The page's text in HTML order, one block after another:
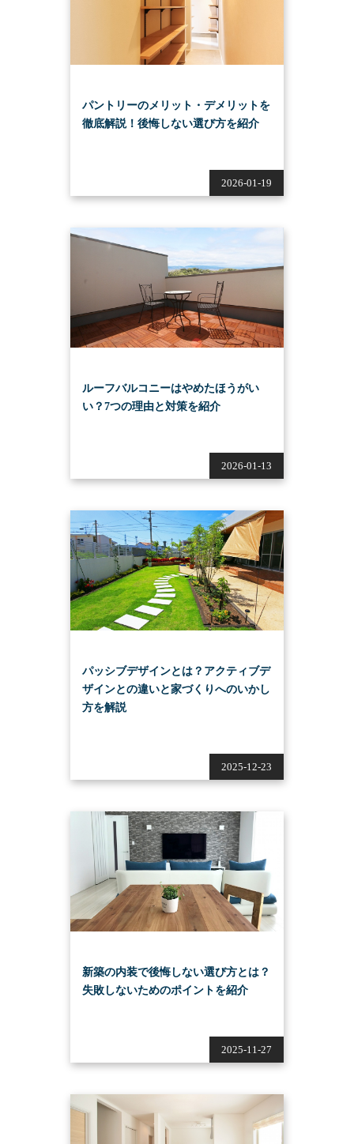
2026-01-19
パントリーのメリット・デメリットを
徹底解説！後悔しない選び方を紹介
2026-01-13
ルーフバルコニーはやめたほうがい
い？7つの理由と対策を紹介
2025-12-23
パッシブデザインとは？アクティブデ
ザインとの違いと家づくりへのいかし
方を解説
2025-11-27
新築の内装で後悔しない選び方とは？
失敗しないためのポイントを紹介